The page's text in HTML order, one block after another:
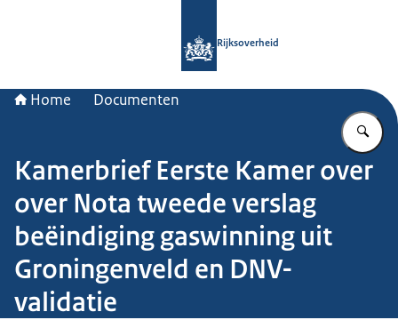
Rijksoverheid
Home Documenten
Kamerbrief Eerste Kamer over
over Nota tweede verslag
beëindiging gaswinning uit
Groningenveld en DNV-
validatie